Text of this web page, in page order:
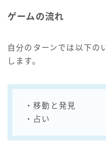
ゲームの流れ
自分のターンでは以下の
します。
・移動と発見
・占い